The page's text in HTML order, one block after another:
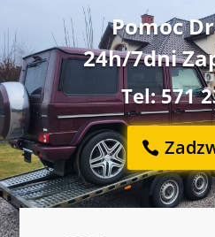
Pomoc
24h/7dni
Tel: 571